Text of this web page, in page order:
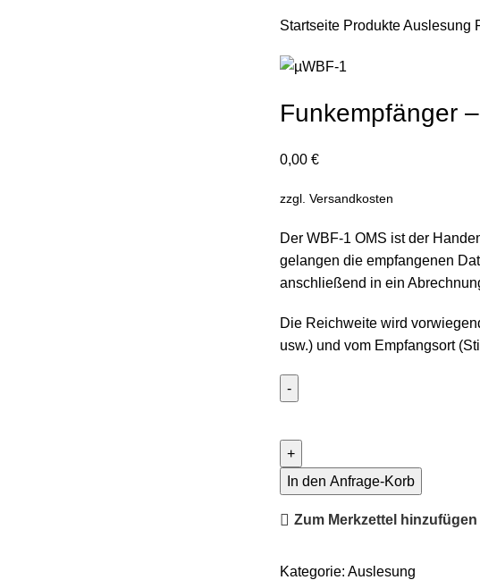
Startseite ProdukteAuslesung
Funkempfänger
0,00 €
zzgl. Versandkosten
Der WBF-1 OMS ist der
gelangen die empfangenen
anschließend in ein
Die Reichweite wird
usw.) und vom Empfangsort
µWBF-
In den Anfrage-Korb
Zum Merkzettel hinzufügen
Kategorie: Auslesung